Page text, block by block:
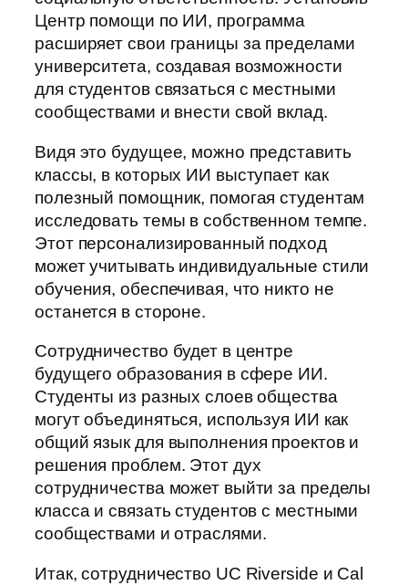
Центр помощи по ИИ, программа
расширяет свои границы за пределами
университета, создавая возможности
для студентов связаться с местными
сообществами и внести свой вклад.
Видя это будущее, можно представить
классы, в которых ИИ выступает как
полезный помощник, помогая студентам
исследовать темы в собственном темпе.
Этот персонализированный подход
может учитывать индивидуальные стили
обучения, обеспечивая, что никто не
останется в стороне.
Сотрудничество будет в центре
будущего образования в сфере ИИ.
Студенты из разных слоев общества
могут объединяться, используя ИИ как
общий язык для выполнения проектов и
решения проблем. Этот дух
сотрудничества может выйти за пределы
класса и связать студентов с местными
сообществами и отраслями.
Итак, сотрудничество UC Riverside и Cal